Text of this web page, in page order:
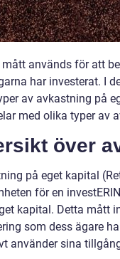
mått används för att
har investerat. I
av avkastning på
med olika typer av
över
på eget kapital
för en
kapital. Detta mått
som dess ägare
använder sina